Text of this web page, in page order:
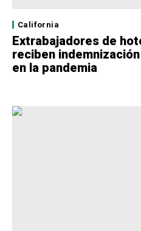
California
Extrabajadores de
reciben
en la pandemia